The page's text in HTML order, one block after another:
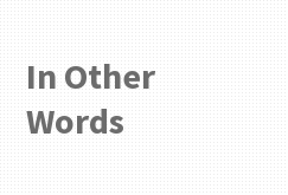
In Other
Words